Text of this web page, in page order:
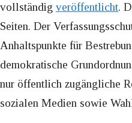
vollständig veröffentlicht.
Seiten. Der
Anhaltspunkte für
demokratische
nur öffentlich zugängliche
sozialen Medien sowie